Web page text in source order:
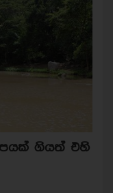
ගියත් එහි